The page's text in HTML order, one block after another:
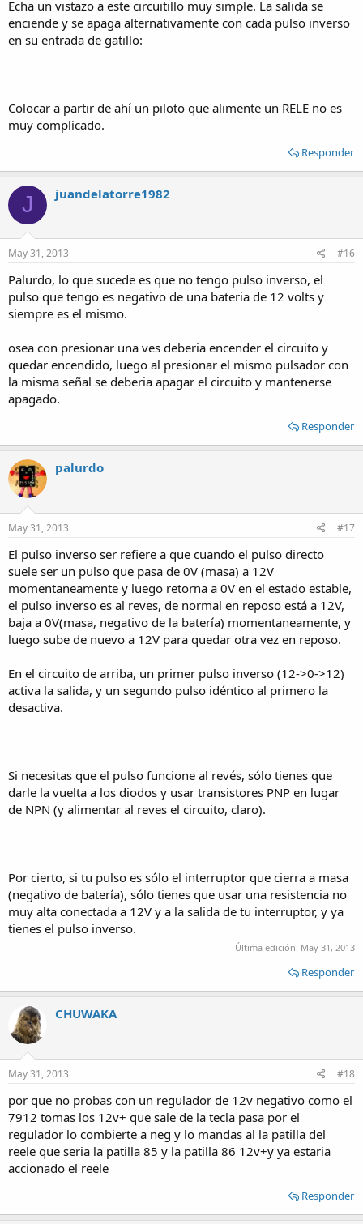
Echa un vistazo a este circuitillo muy simple. La salida se
enciende y se apaga alternativamente con cada pulso inverso
en su entrada de gatillo:
Colocar a partir de ahí un piloto que alimente un RELE no es
muy complicado.
Responder
J juandelatorre1982
May 31, 2013 #16
Palurdo, lo que sucede es que no tengo pulso inverso, el
pulso que tengo es negativo de una bateria de 12 volts y
siempre es el mismo.
osea con presionar una ves deberia encender el circuito y
quedar encendido, luego al presionar el mismo pulsador con
la misma señal se deberia apagar el circuito y mantenerse
apagado.
Responder
palurdo
May 31, 2013 #17
El pulso inverso ser refiere a que cuando el pulso directo
suele ser un pulso que pasa de 0V (masa) a 12V
momentaneamente y luego retorna a 0V en el estado estable,
el pulso inverso es al reves, de normal en reposo está a 12V,
baja a 0V(masa, negativo de la batería) momentaneamente, y
luego sube de nuevo a 12V para quedar otra vez en reposo.
En el circuito de arriba, un primer pulso inverso (12->0->12)
activa la salida, y un segundo pulso idéntico al primero la
desactiva.
Si necesitas que el pulso funcione al revés, sólo tienes que
darle la vuelta a los diodos y usar transistores PNP en lugar
de NPN (y alimentar al reves el circuito, claro).
Por cierto, si tu pulso es sólo el interruptor que cierra a masa
(negativo de batería), sólo tienes que usar una resistencia no
muy alta conectada a 12V y a la salida de tu interruptor, y ya
tienes el pulso inverso.
Última edición: May 31, 2013
Responder
CHUWAKA
May 31, 2013 #18
por que no probas con un regulador de 12v negativo como el
7912 tomas los 12v+ que sale de la tecla pasa por el
regulador lo combierte a neg y lo mandas al la patilla del
reele que seria la patilla 85 y la patilla 86 12v+y ya estaria
accionado el reele
Responder